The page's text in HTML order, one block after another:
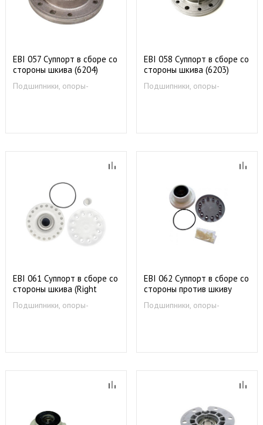
EBI 057 Суппорт в сборе со
стороны шкива (6204)
88317100
Подшипники, опоры-
EBI 058 Суппорт в сборе со
стороны шкива (6203)
88317200
Подшипники, опоры-
EBI 061 Суппорт в сборе со
стороны шкива (Right
6204) ZN5811
Подшипники, опоры-
EBI 062 Суппорт в сборе со
стороны против шкиву
Подшипники, опоры-